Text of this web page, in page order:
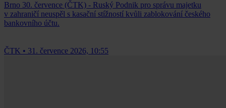
Brno 30. července (ČTK) - Ruský Podnik pro správu majetku
v zahraničí neuspěl s kasační stížností kvůli zablokování českého
bankovního účtu.
ČTK • 31. července 2026, 10:55